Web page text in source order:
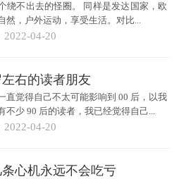
的怪圈。 同样是发达国家，欧
然，户外运动，享受生活。对比...
2022-04-20
右的读者朋友
直觉得自己不太可能影响到 00 后，以我
不少 90 后的读者，我已经觉得自己...
2022-04-20
心机永远不会吃亏